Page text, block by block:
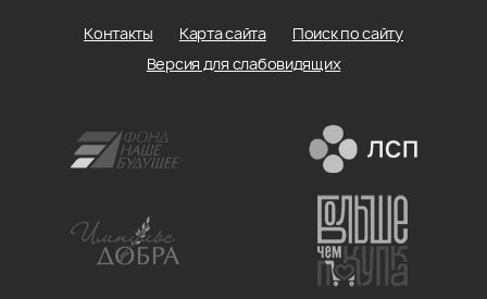
Контакты Карта сайта
Поиск по сайту
Версия для слабовидящих